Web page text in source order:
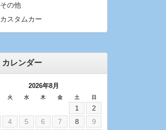
その他
カスタムカー
カレンダー
2026年8月
火 水 木 金 土 日
1
2
4 5 6 7 8
9